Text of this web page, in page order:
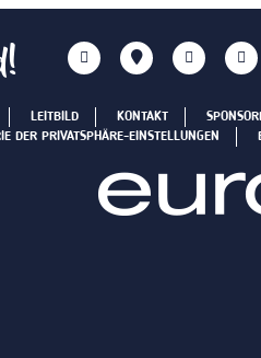
LEITBILD KONTAKT
DER PRIVATSPHÄRE-EINSTELLUNGEN